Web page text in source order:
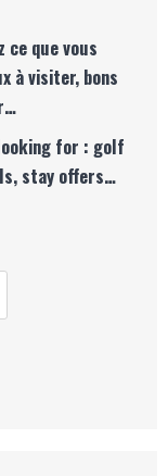
ce que vous
à visiter, bons
for : golf
stay offers…